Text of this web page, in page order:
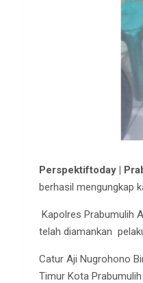
Perspektiftoday |
berhasil mengungkap
Kapolres Prabumulih
telah diamankan
Catur Aji Nugrohono
Timur Kota Prabumulih